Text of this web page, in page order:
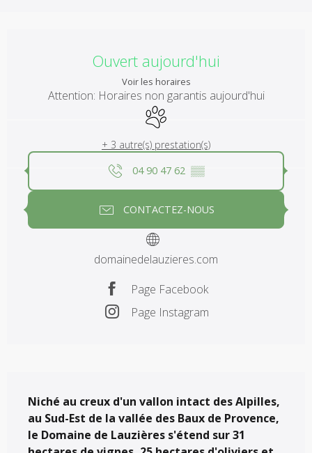
Ouvert aujourd'hui
Voir les horaires
Attention: Horaires non garantis aujourd'hui
Animaux acceptés
+ 3 autre(s) prestation(s)
04 90 47 62 ▒▒
CONTACTEZ-NOUS
domainedelauzieres.com
Page Facebook
Page Instagram
Niché au creux d'un vallon intact des Alpilles,
au Sud-Est de la vallée des Baux de Provence,
le Domaine de Lauzières s'étend sur 31